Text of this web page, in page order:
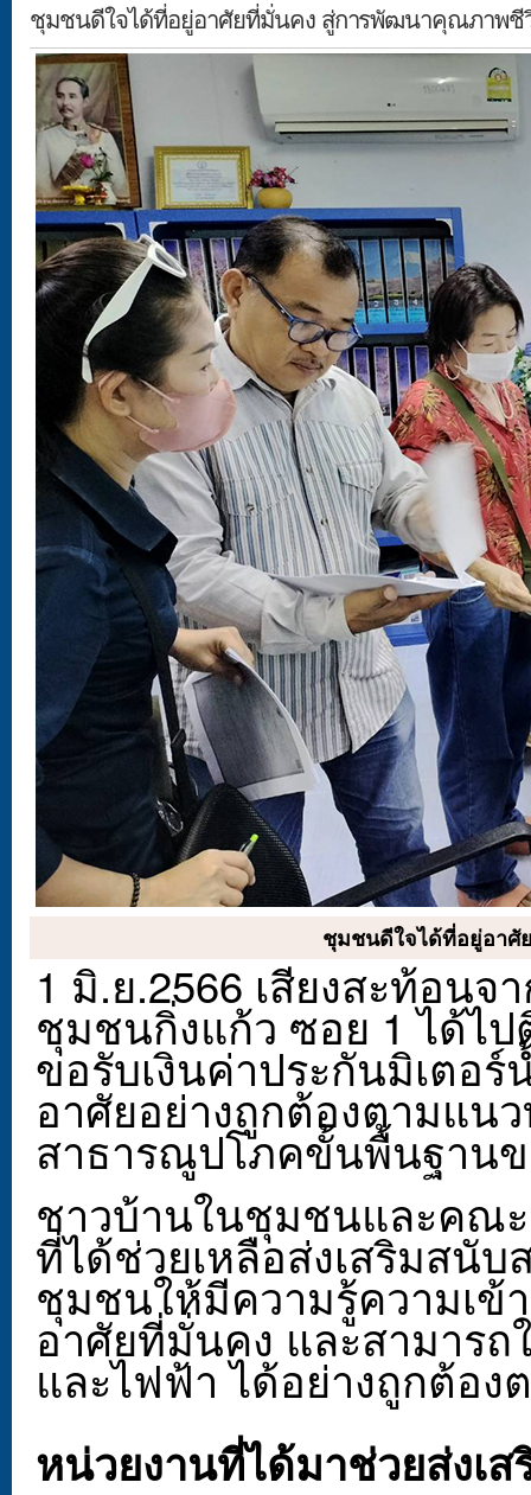
ชุมชนดีใจได้ที่อยู่อาศัยที่มั่นคง สู่การพัฒนาคุณภาพ
ชุมชนดีใจได้ที่อยู่อา
1 มิ.ย.2566 เสียงสะท้อน
ชุมชนกิ่งแก้ว ซอย 1 ได้ไ
ขอรับเงินค่าประกันมิเตอ
อาศัยอย่างถูกต้องตามแน
สาธารณูปโภคขั้นพื้นฐาน
ชาวบ้านในชุมชนและคณ
ที่ได้ช่วยเหลือส่งเสริมส
ชุมชนให้มีความรู้ความเ
อาศัยที่มั่นคง และสามาร
และไฟฟ้า ได้อย่างถูกต้อง
หน่วยงานที่ได้มาช่วยส่ง